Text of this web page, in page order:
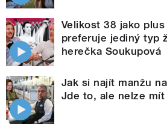
Velikost 38 jako
preferuje jediný typ
herečka Soukupová
Jak si najít manžu
Jde to, ale nelze mít